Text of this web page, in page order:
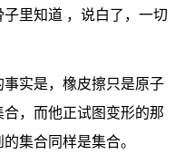
里知道 ，说白了，一切
实是，橡皮擦只是原子
，而他正试图变形的那
集合同样是集合。